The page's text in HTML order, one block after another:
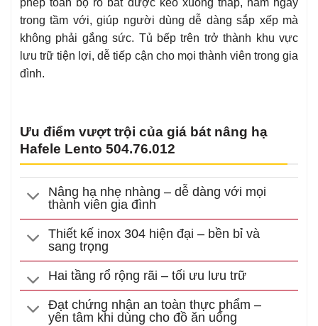
phép toàn bộ rổ bát được kéo xuống thấp, nằm ngay
trong tầm với, giúp người dùng dễ dàng sắp xếp mà
không phải gắng sức. Tủ bếp trên trở thành khu vực
lưu trữ tiện lợi, dễ tiếp cận cho mọi thành viên trong gia
đình.
Ưu điểm vượt trội của giá bát nâng hạ
Hafele Lento 504.76.012
Nâng hạ nhẹ nhàng – dễ dàng với mọi
thành viên gia đình
Thiết kế inox 304 hiện đại – bền bỉ và
sang trọng
Hai tầng rổ rộng rãi – tối ưu lưu trữ
Đạt chứng nhận an toàn thực phẩm –
yên tâm khi dùng cho đồ ăn uống